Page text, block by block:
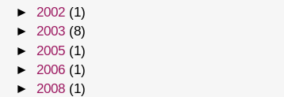
► 2002 (1)
► 2003 (8)
► 2005 (1)
► 2006 (1)
► 2008 (1)